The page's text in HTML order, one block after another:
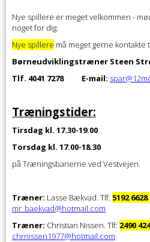
Nye spillere er meget velkommen -
noget for dig.
Nye spillere må meget gerne
Børneudviklingstræner Steen
Tlf. 4041 7278 E-mail:
Træningstider:
Tirsdag kl. 17.30-19.00
Torsdag kl. 17.00-18.30
på Træningsbanerne ved Vestvejen.
Træner: Lasse Bækvad. Tlf: 5192 6628
mr_baekvad@hotmail.com
Træner: Christian Nissen. Tlf: 2490
chrnissen1977@hotmail.com